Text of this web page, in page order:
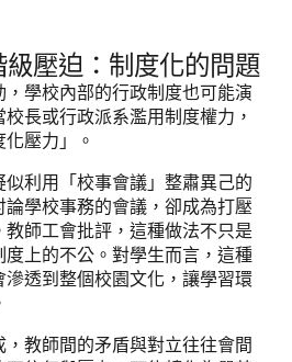
壓迫：制度化的問題
，學校內部的行政制度也可能演
長或行政派系濫用制度權力，
壓力」。
利用「校事會議」整肅異己的
學校事務的會議，卻成為打壓
師工會批評，這種做法不只是
上的不公。對學生而言，這種
滲透到整個校園文化，讓學習環
教師間的矛盾與對立往往會間